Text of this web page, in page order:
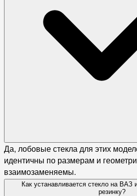
Да, лобовые стекла для этих
идентичны по размерам и
взаимозаменяемы.
Как устанавливается стекло на ВАЗ
резинку?